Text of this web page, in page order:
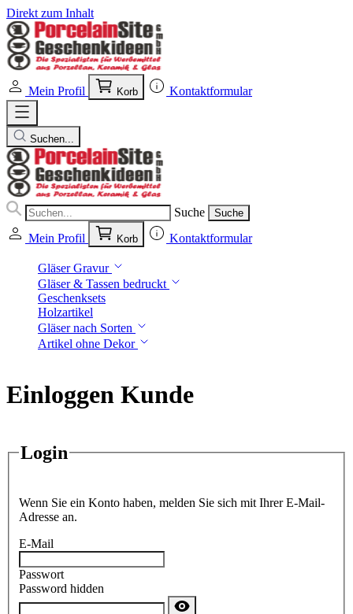
Direkt zum Inhalt
Mein Profil Korb Kontaktformular
Suchen...
Suche Suche
Mein Profil Korb Kontaktformular
Gläser Gravur
Gläser & Tassen bedruckt
Geschenksets
Holzartikel
Gläser nach Sorten
Artikel ohne Dekor
Einloggen Kunde
Login
Wenn Sie ein Konto haben, melden Sie sich mit Ihrer E-Mail-
Adresse an.
E-Mail
Passwort
Password hidden